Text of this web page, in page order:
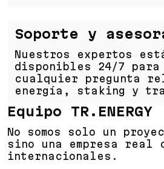
Soporte y
Nuestros expertos
disponibles 24/7 para
cualquier pregunta
energía, staking y
Equipo TR.ENERGY
No somos solo un
sino una empresa real
internacionales.